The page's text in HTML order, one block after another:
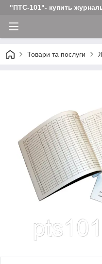
"ПТС-101"- купить
Товари та послуги